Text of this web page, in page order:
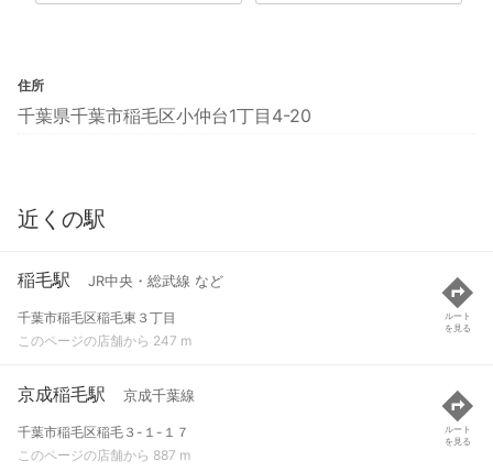
住所
千葉県千葉市稲毛区小仲台1丁目4-20
近くの駅
稲毛駅 JR中央・総武線 など
千葉市稲毛区稲毛東３丁目
このページの店舗から 247 m
ルート
を見る
京成稲毛駅 京成千葉線
千葉市稲毛区稲毛３-１-１７
このページの店舗から 887 m
ルート
を見る